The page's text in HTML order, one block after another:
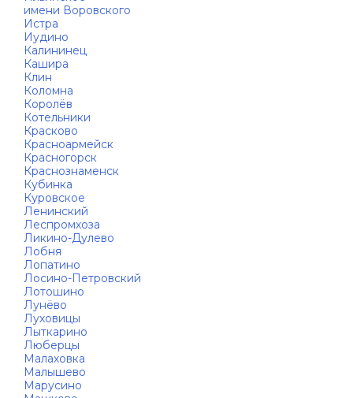
имени Воровского
Истра
Иудино
Калининец
Кашира
Клин
Коломна
Королёв
Котельники
Красково
Красноармейск
Красногорск
Краснознаменск
Кубинка
Куровское
Ленинский
Леспромхоза
Ликино-Дулево
Лобня
Лопатино
Лосино-Петровский
Лотошино
Лунёво
Луховицы
Лыткарино
Люберцы
Малаховка
Малышево
Марусино